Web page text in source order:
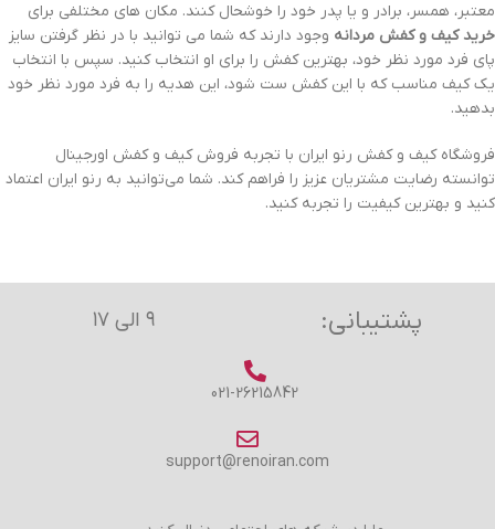
معتبر، همسر، برادر و یا پدر خود را خوشحال کنند. مکان های مختلفی برای
خرید کیف و کفش مردانه وجود دارند که شما می توانید با در نظر گرفتن سایز
پای فرد مورد نظر خود، بهترین کفش را برای او انتخاب کنید. سپس با انتخاب
یک کیف مناسب که با این کفش ست شود، این هدیه را به فرد مورد نظر خود
بدهید.
فروشگاه کیف و کفش رنو ایران با تجربه فروش کیف و کفش اورجینال
توانسته رضایت مشتریان عزیز را فراهم کند. شما می‌توانید به رنو ایران اعتماد
کنید و بهترین کیفیت را تجربه کنید.
پشتیبانی: ۹ الی ۱۷
021-26215842
support@renoiran.com